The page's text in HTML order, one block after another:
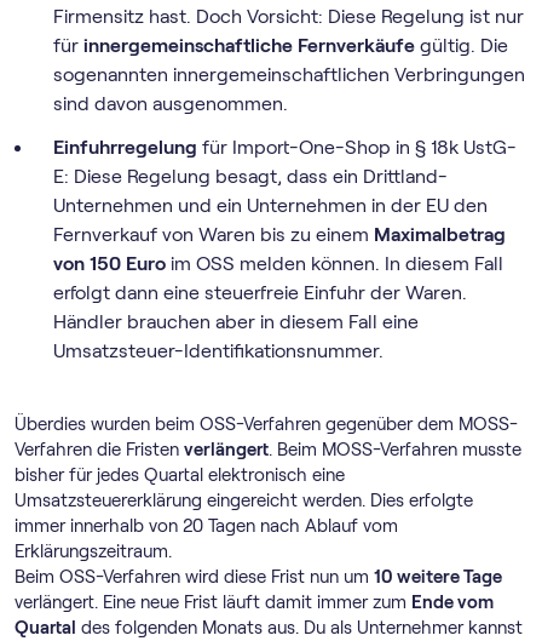
Firmensitz hast. Doch Vorsicht: Diese Regelung ist nur
für innergemeinschaftliche Fernverkäufe gültig. Die
sogenannten innergemeinschaftlichen Verbringungen
sind davon ausgenommen.
Einfuhrregelung für Import-One-Shop in § 18k UstG-
E: Diese Regelung besagt, dass ein Drittland-
Unternehmen und ein Unternehmen in der EU den
Fernverkauf von Waren bis zu einem Maximalbetrag
von 150 Euro im OSS melden können. In diesem Fall
erfolgt dann eine steuerfreie Einfuhr der Waren.
Händler brauchen aber in diesem Fall eine
Umsatzsteuer-Identifikationsnummer.
Überdies wurden beim OSS-Verfahren gegenüber dem MOSS-
Verfahren die Fristen verlängert. Beim MOSS-Verfahren musste
bisher für jedes Quartal elektronisch eine
Umsatzsteuererklärung eingereicht werden. Dies erfolgte
immer innerhalb von 20 Tagen nach Ablauf vom
Erklärungszeitraum.
Beim OSS-Verfahren wird diese Frist nun um 10 weitere Tage
verlängert. Eine neue Frist läuft damit immer zum Ende vom
Quartal des folgenden Monats aus. Du als Unternehmer kannst